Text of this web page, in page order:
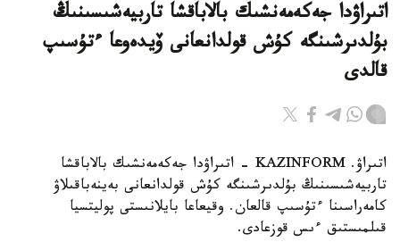
اتىراۋدا جەكەمەنشىك بالاباقشا تاربيەشىسىنىڭ
بۇلدىرشىنگە كۇش قولدانعانى ۆيدەوعا ءتۇسىپ
قالدى
اتىراۋ. KAZINFORM - اتىراۋدا جەكەمەنشىك بالاباقشا
تاربيەشىسىنىڭ بۇلدىرشىنگە كۇش قولدانعانى بەينەباقىلاۋ
كامەراسىنا ءتۇسىپ قالعان. وقيعاعا بايلانىستى پوليتسيا
قىلمىستىق ءىس قوزعادى.